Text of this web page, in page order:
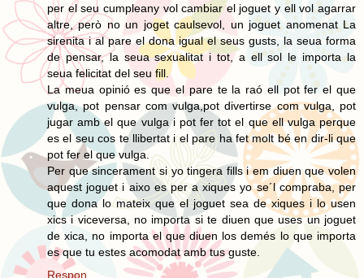
per el seu cumpleany vol cambiar el joguet y ell vol agarrar
altre, però no un joget caulsevol, un joguet anomenat La
sirenita i al pare el dona igual el seus gusts, la seua forma
de pensar, la seua sexualitat i tot, a ell sol le importa la
seua felicitat del seu fill.
La meua opinió es que el pare te la raó ell pot fer el que
vulga, pot pensar com vulga,pot divertirse com vulga, pot
jugar amb el que vulga i pot fer tot el que ell vulga perque
es el seu cos te llibertat i el pare ha fet molt bé en dir-li que
pot fer el que vulga.
Per que sincerament si yo tingera fills i em diuen que volen
aquest joguet i aixo es per a xiques yo se´l compraba, per
que dona lo mateix que el joguet sea de xiques i lo usen
xics i viceversa, no importa si te diuen que uses un joguet
de xica, no importa el que diuen los demés lo que importa
es que tu estes acomodat amb tus guste.
Respon